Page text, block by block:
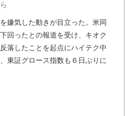
嫌気した動きが目立った。米同
回ったとの報道を受け、キオク
落したことを起点にハイテク中
東証グロース指数も６日ぶりに